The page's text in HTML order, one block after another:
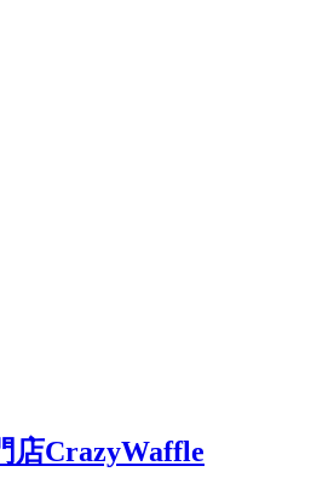
店CrazyWaffle